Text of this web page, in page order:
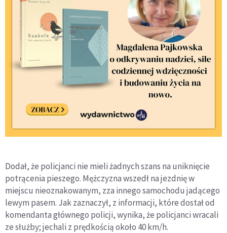
Dodał, że policjanci nie mieli żadnych szans na uniknięcie
potrącenia pieszego. Mężczyzna wszedł na jezdnię w
miejscu nieoznakowanym, zza innego samochodu jadącego
lewym pasem. Jak zaznaczył, z informacji, które dostał od
komendanta głównego policji, wynika, że policjanci wracali
ze służby; jechali z prędkością około 40 km/h.